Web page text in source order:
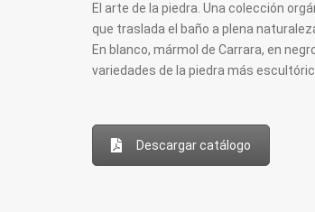
El arte de la piedra. Una colección
que traslada el baño a plena
En blanco, mármol de Carrara, en
variedades de la piedra más
Descargar catálogo